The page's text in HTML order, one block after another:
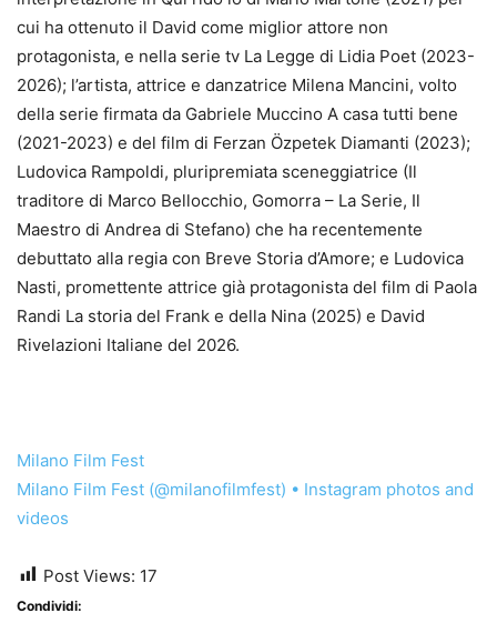
cui ha ottenuto il David come miglior attore non
protagonista, e nella serie tv La Legge di Lidia Poet (2023-
2026); l’artista, attrice e danzatrice Milena Mancini, volto
della serie firmata da Gabriele Muccino A casa tutti bene
(2021-2023) e del film di Ferzan Özpetek Diamanti (2023);
Ludovica Rampoldi, pluripremiata sceneggiatrice (Il
traditore di Marco Bellocchio, Gomorra – La Serie, Il
Maestro di Andrea di Stefano) che ha recentemente
debuttato alla regia con Breve Storia d’Amore; e Ludovica
Nasti, promettente attrice già protagonista del film di Paola
Randi La storia del Frank e della Nina (2025) e David
Rivelazioni Italiane del 2026.
Milano Film Fest
Milano Film Fest (@milanofilmfest) • Instagram photos and
videos
Post Views: 17
Condividi: